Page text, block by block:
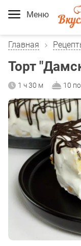
Меню
Главная
Торт
1 ч 30 м 10